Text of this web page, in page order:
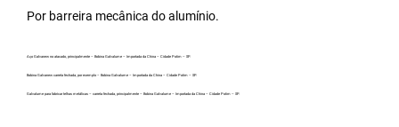
Por barreira mecânica do alumínio.
Aço Galvanew no atacado, principalmente – Bobina Galvalume – Importada da China – Cidade Potim – SP.
Bobina Galvanew carreta fechada, por exemplo – Bobina Galvalume – Importada da China – Cidade Potim – SP.
Galvalume para fabricar telhas metálicas – carreta fechada, principalmente – Bobina Galvalume – Importada da China – Cidade Potim – SP.